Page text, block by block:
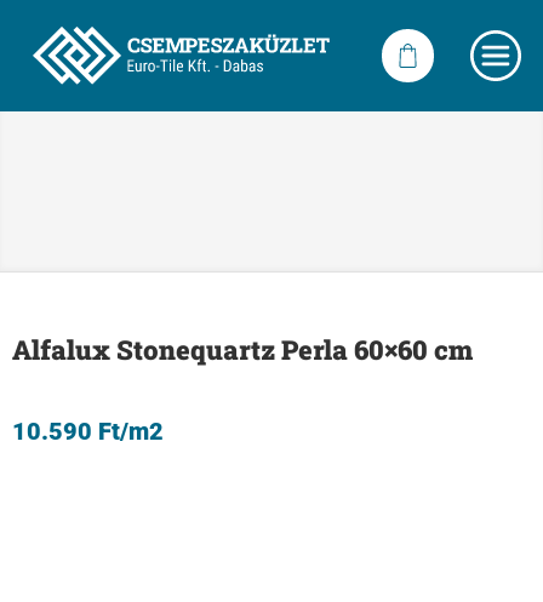
Alfalux Stonequartz Perla 60×60 cm
10.590 Ft/m2